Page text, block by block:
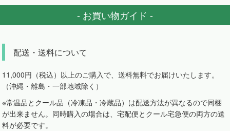
- お買い物ガイド -
配送・送料について
11,000円（税込）以上のご購入で、送料無料でお届けいたします。
（沖縄・離島・一部地域除く）
※常温品とクール品（冷凍品・冷蔵品）は配送方法が異なるので同梱
が出来ません。同時購入の場合は、宅配便とクール宅急便の両方の送
料が必要です。